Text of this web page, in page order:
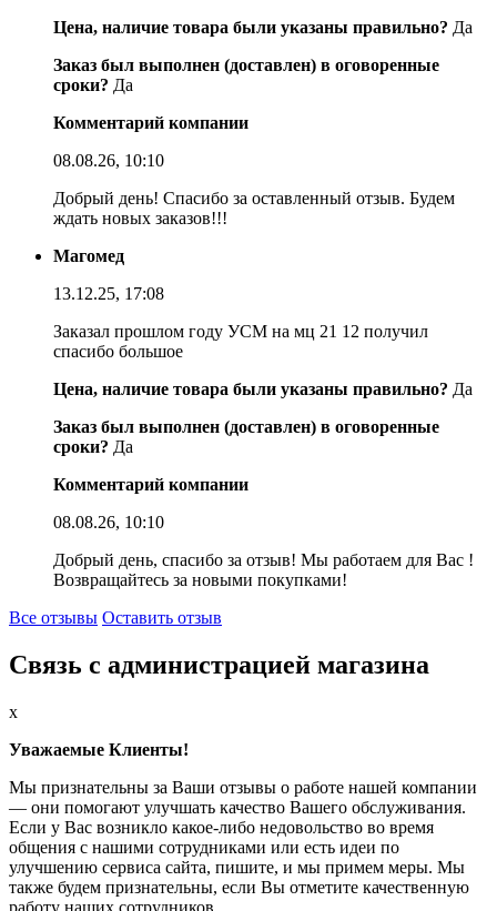
Цена, наличие товара были указаны правильно? Да
Заказ был выполнен (доставлен) в оговоренные
сроки? Да
Комментарий компании
08.08.26, 10:10
Добрый день! Спасибо за оставленный отзыв. Будем
ждать новых заказов!!!
Магомед
13.12.25, 17:08
Заказал прошлом году УСМ на мц 21 12 получил
спасибо большое
Цена, наличие товара были указаны правильно? Да
Заказ был выполнен (доставлен) в оговоренные
сроки? Да
Комментарий компании
08.08.26, 10:10
Добрый день, спасибо за отзыв! Мы работаем для Вас !
Возвращайтесь за новыми покупками!
Все отзывы Оставить отзыв
Связь с администрацией магазина
x
Уважаемые Клиенты!
Мы признательны за Ваши отзывы о работе нашей компании
— они помогают улучшать качество Вашего обслуживания.
Если у Вас возникло какое-либо недовольство во время
общения с нашими сотрудниками или есть идеи по
улучшению сервиса сайта, пишите, и мы примем меры. Мы
также будем признательны, если Вы отметите качественную
работу наших сотрудников.